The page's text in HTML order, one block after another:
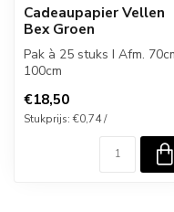
Cadeaupapier Vellen
Bex Groen
Pak à 25 stuks I Afm.
100cm
€18,50
Stukprijs: €0,74 /